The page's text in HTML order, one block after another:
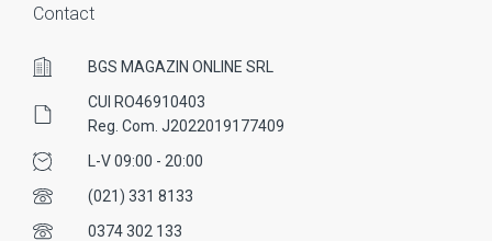
Contact
BGS MAGAZIN ONLINE SRL
CUI RO46910403
Reg. Com. J2022019177409
L-V 09:00 - 20:00
(021) 331 8133
0374 302 133